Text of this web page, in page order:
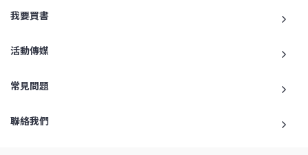
我要買書
活動傳媒
常見問題
聯絡我們